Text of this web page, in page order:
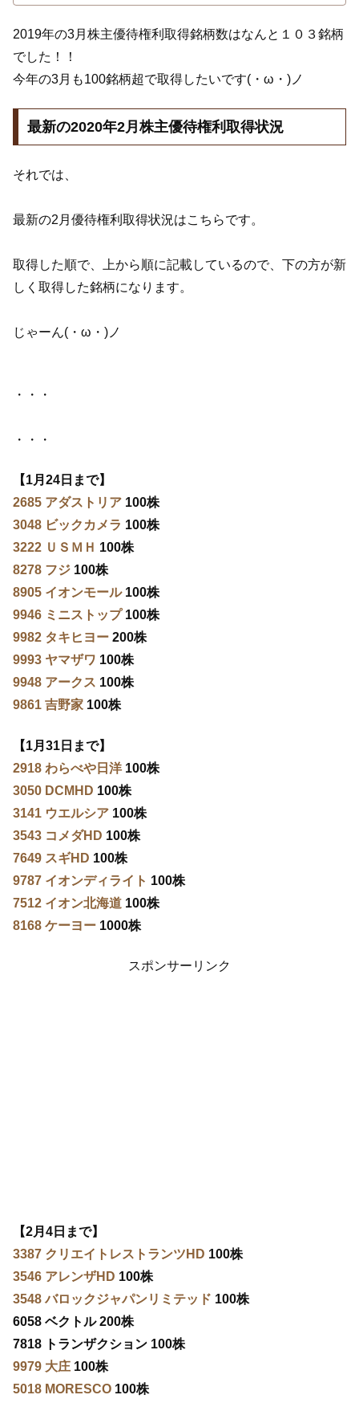
2019年の3月株主優待権利取得銘柄数はなんと１０３銘柄
でした！！
今年の3月も100銘柄超で取得したいです(・ω・)ノ
最新の2020年2月株主優待権利取得状況
それでは、
最新の2月優待権利取得状況はこちらです。
取得した順で、上から順に記載しているので、下の方が新
しく取得した銘柄になります。
じゃーん(・ω・)ノ
・・・
・・・
【1月24日まで】
2685 アダストリア 100株
3048 ビックカメラ 100株
3222 ＵＳＭＨ 100株
8278 フジ 100株
8905 イオンモール100株
9946 ミニストップ100株
9982 タキヒヨー 200株
9993 ヤマザワ 100株
9948 アークス 100株
9861 吉野家 100株
【1月31日まで】
2918 わらべや日洋100株
3050 DCMHD 100株
3141 ウエルシア 100株
3543 コメダHD 100株
7649 スギHD 100株
9787 イオンディライト 100株
7512 イオン北海道 100株
8168 ケーヨー 1000株
スポンサーリンク
【2月4日まで】
3387 クリエイトレストランツHD 100株
3546 アレンザHD 100株
3548 バロックジャパンリミテッド 100株
6058 ベクトル 200株
7818 トランザクション 100株
9979 大庄 100株
5018 MORESCO 100株